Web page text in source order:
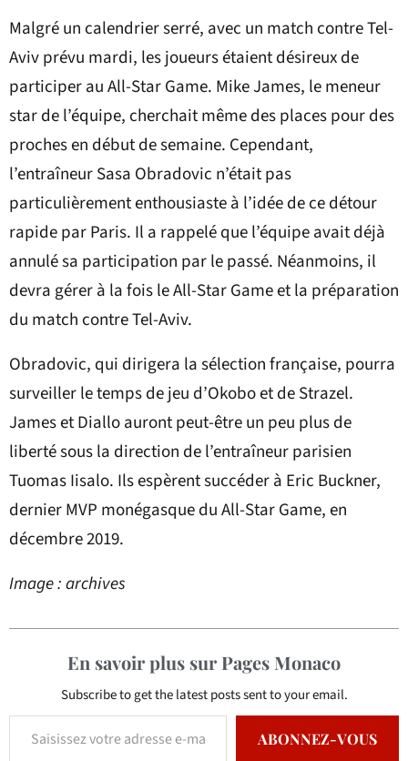
Malgré un calendrier serré, avec un match contre Tel-
Aviv prévu mardi, les joueurs étaient désireux de
participer au All-Star Game. Mike James, le meneur
star de l’équipe, cherchait même des places pour des
proches en début de semaine. Cependant,
l’entraîneur Sasa Obradovic n’était pas
particulièrement enthousiaste à l’idée de ce détour
rapide par Paris. Il a rappelé que l’équipe avait déjà
annulé sa participation par le passé. Néanmoins, il
devra gérer à la fois le All-Star Game et la préparation
du match contre Tel-Aviv.
Obradovic, qui dirigera la sélection française, pourra
surveiller le temps de jeu d’Okobo et de Strazel.
James et Diallo auront peut-être un peu plus de
liberté sous la direction de l’entraîneur parisien
Tuomas Iisalo. Ils espèrent succéder à Eric Buckner,
dernier MVP monégasque du All-Star Game, en
décembre 2019.
Image : archives
En savoir plus sur Pages Monaco
Subscribe to get the latest posts sent to your email.
ABONNEZ-VOUS